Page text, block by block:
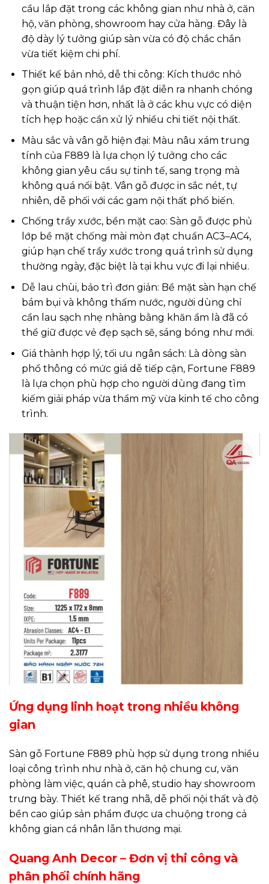
cầu lắp đặt trong các không gian như nhà ở, căn
hộ, văn phòng, showroom hay cửa hàng. Đây là
độ dày lý tưởng giúp sàn vừa có độ chắc chắn
vừa tiết kiệm chi phí.
Thiết kế bản nhỏ, dễ thi công: Kích thước nhỏ
gọn giúp quá trình lắp đặt diễn ra nhanh chóng
và thuận tiện hơn, nhất là ở các khu vực có diện
tích hẹp hoặc cần xử lý nhiều chi tiết nội thất.
Màu sắc và vân gỗ hiện đại: Màu nâu xám trung
tính của F889 là lựa chọn lý tưởng cho các
không gian yêu cầu sự tinh tế, sang trọng mà
không quá nổi bật. Vân gỗ được in sắc nét, tự
nhiên, dễ phối với các gam nội thất phổ biến.
Chống trầy xước, bền mặt cao: Sàn gỗ được phủ
lớp bề mặt chống mài mòn đạt chuẩn AC3–AC4,
giúp hạn chế trầy xước trong quá trình sử dụng
thường ngày, đặc biệt là tại khu vực đi lại nhiều.
Dễ lau chùi, bảo trì đơn giản: Bề mặt sàn hạn chế
bám bụi và không thấm nước, người dùng chỉ
cần lau sạch nhẹ nhàng bằng khăn ẩm là đã có
thể giữ được vẻ đẹp sạch sẽ, sáng bóng như mới.
Giá thành hợp lý, tối ưu ngân sách: Là dòng sàn
phổ thông có mức giá dễ tiếp cận, Fortune F889
là lựa chọn phù hợp cho người dùng đang tìm
kiếm giải pháp vừa thẩm mỹ vừa kinh tế cho công
trình.
Ứng dụng linh hoạt trong nhiều không
gian
Sàn gỗ Fortune F889 phù hợp sử dụng trong nhiều
loại công trình như nhà ở, căn hộ chung cư, văn
phòng làm việc, quán cà phê, studio hay showroom
trưng bày. Thiết kế trang nhã, dễ phối nội thất và độ
bền cao giúp sản phẩm được ưa chuộng trong cả
không gian cá nhân lẫn thương mại.
Quang Anh Decor – Đơn vị thi công và
phân phối chính hãng